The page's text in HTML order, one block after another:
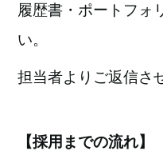
履歴書・ポートフォ
い。
担当者よりご返信さ
【採用までの流れ】